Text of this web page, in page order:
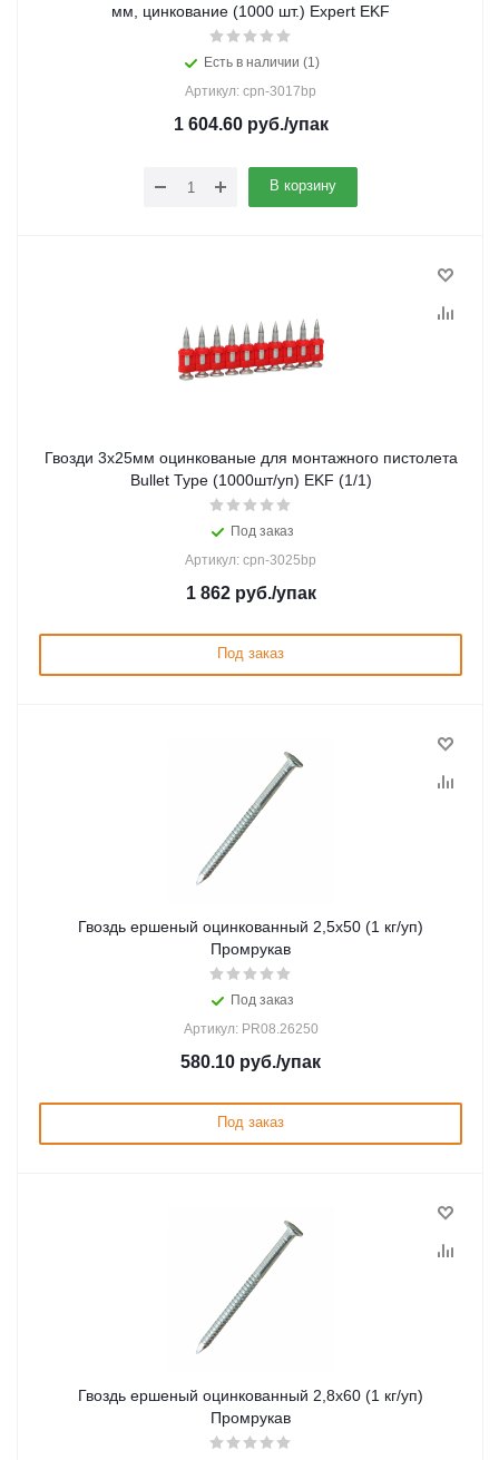
мм, цинкование (1000 шт.) Expert EKF
Есть в наличии (1)
Артикул: cpn-3017bp
1 604.60руб./упак
В корзину
Гвозди 3х25мм оцинкованые для монтажного пистолета
Bullet Type (1000шт/уп) EKF (1/1)
Под заказ
Артикул: cpn-3025bp
1 862руб./упак
Под заказ
Гвоздь ершеный оцинкованный 2,5х50 (1 кг/уп)
Промрукав
Под заказ
Артикул: PR08.26250
580.10 руб./упак
Под заказ
Гвоздь ершеный оцинкованный 2,8х60 (1 кг/уп)
Промрукав